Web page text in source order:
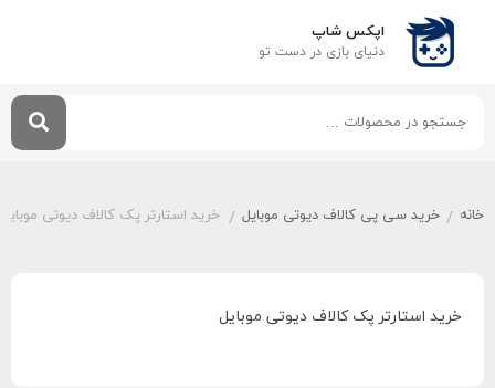
اپکس شاپ
دنیای بازی‌ در دست تو
خانه / خرید سی پی کالاف دیوتی موبایل / خريد استارتر پک کالاف دیوتی موبایل
خريد استارتر پک کالاف دیوتی موبایل